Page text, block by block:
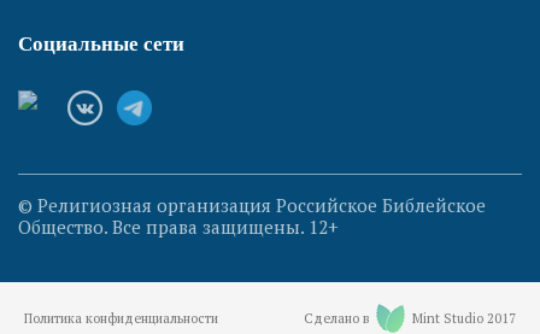
Социальные сети
© Религиозная организация Российское Библейское
Общество. Все права защищены. 12+
Политика конфиденциальности Сделано в Mint Studio 2017